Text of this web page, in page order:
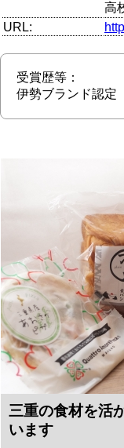
高
URL:
受賞歴等：
伊勢ブランド認定
三重の食材を活
います